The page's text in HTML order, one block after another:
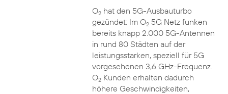
O2hat den 5G-Ausbauturbo
gezündet: Im O25G Netz funken
bereits knapp 2.000 5G-Antennen
in rund 80 Städten auf der
leistungsstarken, speziell für 5G
vorgesehenen 3,6 GHz-Frequenz.
O2Kunden erhalten dadurch
höhere Geschwindigkeiten,